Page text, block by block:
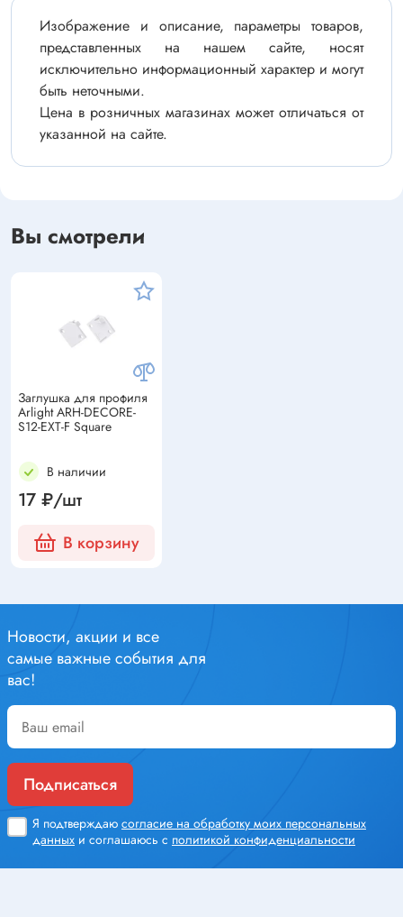
Изображение и описание, параметры товаров,
представленных на нашем сайте, носят
исключительно информационный характер и могут
быть неточными.
Цена в розничных магазинах может отличаться от
указанной на сайте.
Вы смотрели
Заглушка для профиля
Arlight ARH-DECORE-
S12-EXT-F Square
В наличии
17 ₽/шт
В корзину
Новости, акции и все
самые важные события для
вас!
Подписаться
Я подтверждаю согласие на обработку моих персональных
данных и соглашаюсь с политикой конфиденциальности